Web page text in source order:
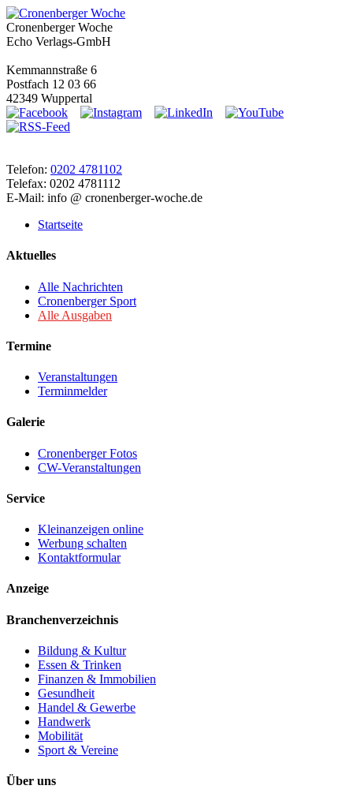
Cronenberger Woche
Echo Verlags-GmbH
Kemmannstraße 6
Postfach 12 03 66
42349 Wuppertal
Telefon: 0202 4781102
Telefax: 0202 4781112
E-Mail: info @ cronenberger-woche.de
Startseite
Aktuelles
Alle Nachrichten
Cronenberger Sport
Alle Ausgaben
Termine
Veranstaltungen
Terminmelder
Galerie
Cronenberger Fotos
CW-Veranstaltungen
Service
Kleinanzeigen online
Werbung schalten
Kontaktformular
Anzeige
Branchenverzeichnis
Bildung & Kultur
Essen & Trinken
Finanzen & Immobilien
Gesundheit
Handel & Gewerbe
Handwerk
Mobilität
Sport & Vereine
Über uns